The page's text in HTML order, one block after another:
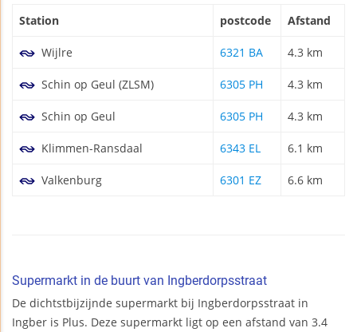
Station postcode Afstand
Wijlre 6321 BA 4.3 km
Schin op Geul (ZLSM) 6305 PH 4.3 km
Schin op Geul 6305 PH 4.3 km
Klimmen-Ransdaal 6343 EL 6.1 km
Valkenburg 6301 EZ 6.6 km
Supermarkt in de buurt van Ingberdorpsstraat
De dichtstbijzijnde supermarkt bij Ingberdorpsstraat in
Ingber is Plus. Deze supermarkt ligt op een afstand van 3.4